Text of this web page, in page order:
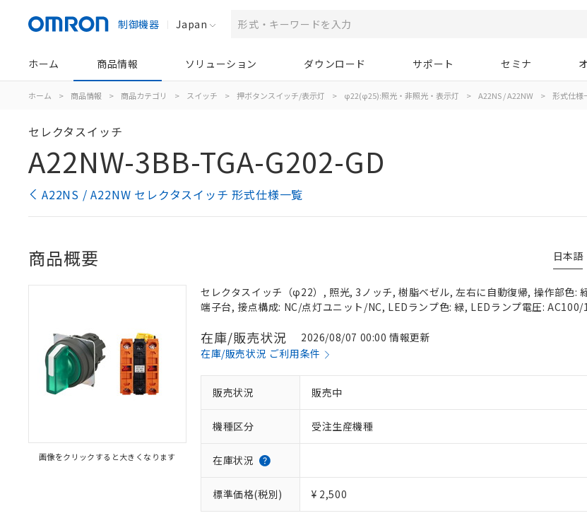
制御機器 Japan
ホーム 商品情報 ソリューション ダウンロード サポート セミナ
ホーム > 商品情報 > 商品カテゴリ > スイッチ > 押ボタンスイッチ/表示灯 > φ22(φ25):照光・非照光・表示灯 > A22NS / A22NW > 形式仕様
セレクタスイッチ
A22NW-3BB-TGA-G202-GD
A22NS / A22NW セレクタスイッチ 形式仕様一覧
日本語
商品概要
画像をクリックすると大きくなります
セレクタスイッチ（φ22）, 照光, 3ノッチ, 樹脂ベゼル, 左右に自動復帰, 操作部色:
端子台, 接点構成: NC/点灯ユニット/NC, LEDランプ色: 緑, LEDランプ電圧:
在庫/販売状況
2026/08/07 00:00 情報更新
在庫/販売状況 ご利用条件
販売状況 販売中
機種区分 受注生産機種
在庫状況
標準価格(税別) ¥ 2,500